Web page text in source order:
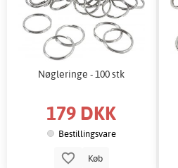
Nøgleringe - 100 stk
179 DKK
Bestillingsvare
Køb